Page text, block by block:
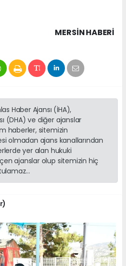
MERSIN HABERİ
Haber Ajansı (İHA),
(DHA) ve diğer ajanslar
haberler, sitemizin
olmadan ajans kanallarından
yer alan hukuki
ajanslar olup sitemizin hiç